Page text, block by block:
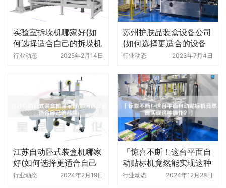
实验室拆垛机哪家好(如
何选择适合自己的拆垛机
品牌)
行业动态 2025年2月14日
苏州护肤品装盒设备公司
(如何选择更适合的设备
供应商)
行业动态 2023年7月4日
江苏自动卧式装盒机哪家
好(如何选择更适合自己
的品牌)
行业动态 2024年2月19日
「惊喜不断！这台平面自
动贴标机竟然能实现这种
操作」
行业动态 2024年12月28日